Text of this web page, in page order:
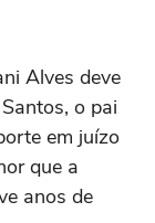
Alves deve
o pai
em juízo
que a
anos de